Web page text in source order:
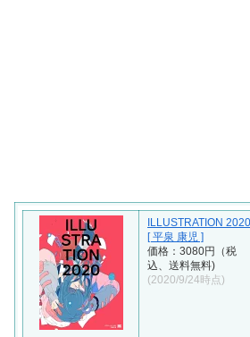
ILLUSTRATION 2020
[ 平泉 康児 ]
価格：3080円（税
込、送料無料)
(2020/9/24時点)